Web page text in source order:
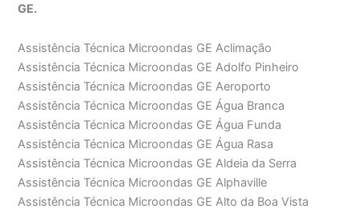
GE.
Assistência Técnica Microondas GE Aclimação
Assistência Técnica Microondas GE Adolfo Pinheiro
Assistência Técnica Microondas GE Aeroporto
Assistência Técnica Microondas GE Água Branca
Assistência Técnica Microondas GE Água Funda
Assistência Técnica Microondas GE Água Rasa
Assistência Técnica Microondas GE Aldeia da Serra
Assistência Técnica Microondas GE Alphaville
Assistência Técnica Microondas GE Alto da Boa Vista